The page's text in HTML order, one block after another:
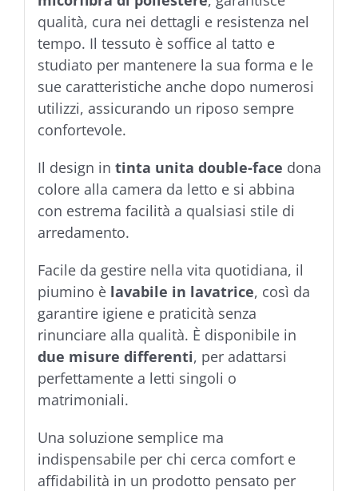
qualità, cura nei dettagli e resistenza nel
tempo. Il tessuto è soffice al tatto e
studiato per mantenere la sua forma e le
sue caratteristiche anche dopo numerosi
utilizzi, assicurando un riposo sempre
confortevole.
Il design in tinta unita double-face dona
colore alla camera da letto e si abbina
con estrema facilità a qualsiasi stile di
arredamento.
Facile da gestire nella vita quotidiana, il
piumino è lavabile in lavatrice, così da
garantire igiene e praticità senza
rinunciare alla qualità. È disponibile in
due misure differenti, per adattarsi
perfettamente a letti singoli o
matrimoniali.
Una soluzione semplice ma
indispensabile per chi cerca comfort e
affidabilità in un prodotto pensato per